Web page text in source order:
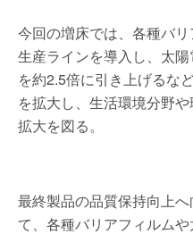
今回の増床では、各種バ
生産ラインを導入し、太
を約2.5倍に引き上げるな
を拡大し、生活環境分野
拡大を図る。
最終製品の品質保持向上
て、各種バリアフィルム